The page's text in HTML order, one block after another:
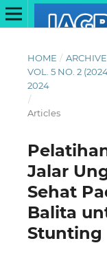
HOME /
VOL. 5 NO. 2
2024
/
Articles
Jalar
Sehat
Balita
Stunting